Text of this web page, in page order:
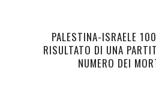
PALESTINA-ISRAELE
RISULTATO DI UNA
NUMERO DEI